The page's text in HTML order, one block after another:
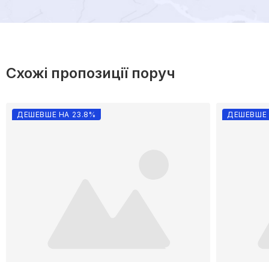
Схожі пропозиції поруч
ДЕШЕВШЕ НА 23.8% ДЕШЕВШЕ